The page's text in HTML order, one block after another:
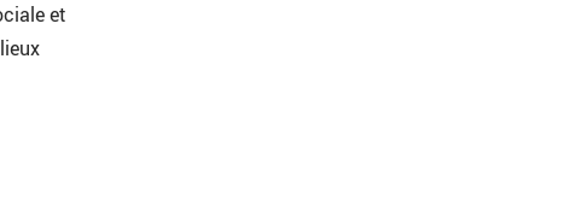
et